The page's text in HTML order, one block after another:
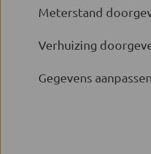
Meterstand
Verhuizing
Gegevens aanpassen